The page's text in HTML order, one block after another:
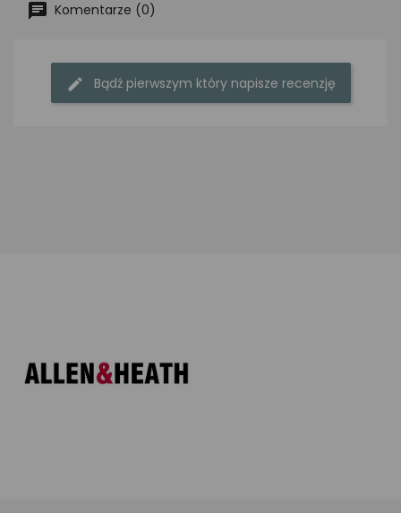
Komentarze (0)
Bądź pierwszym który napisze recenzję